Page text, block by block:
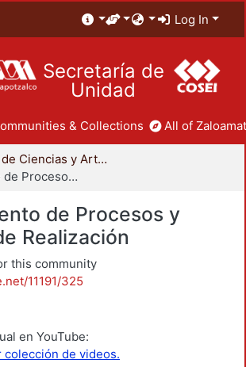
Log In
Secretaría de
Unidad
& Collections All of
División de Ciencias y Artes para el Diseño
Departamento de Procesos y Técnicas de Realización
de Procesos y
Realización
this community
11191/325
en YouTube:
colección de videos.